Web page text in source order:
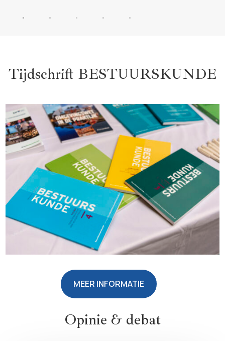
Tijdschrift BESTUURSKUNDE
MEER INFORMATIE
Opinie & debat